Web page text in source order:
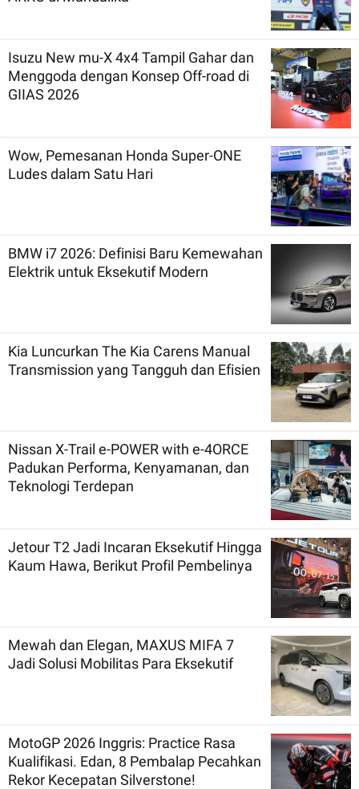
Isuzu New mu-X 4x4 Tampil Gahar dan
Menggoda dengan Konsep Off-road di
GIIAS 2026
Wow, Pemesanan Honda Super-ONE
Ludes dalam Satu Hari
BMW i7 2026: Definisi Baru Kemewahan
Elektrik untuk Eksekutif Modern
Kia Luncurkan The Kia Carens Manual
Transmission yang Tangguh dan Efisien
Nissan X-Trail e-POWER with e-4ORCE
Padukan Performa, Kenyamanan, dan
Teknologi Terdepan
Jetour T2 Jadi Incaran Eksekutif Hingga
Kaum Hawa, Berikut Profil Pembelinya
Mewah dan Elegan, MAXUS MIFA 7
Jadi Solusi Mobilitas Para Eksekutif
MotoGP 2026 Inggris: Practice Rasa
Kualifikasi. Edan, 8 Pembalap Pecahkan
Rekor Kecepatan Silverstone!